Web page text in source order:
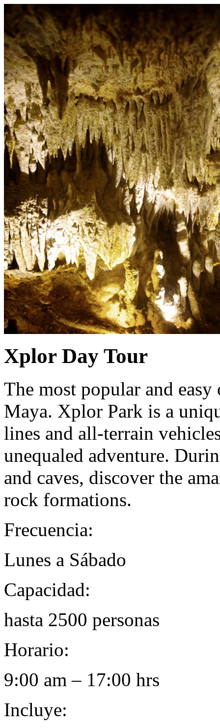
Xplor Day Tour
The most popular and
Maya. Xplor Park is a
lines and all-terrain
unequaled adventure.
and caves, discover the
rock formations.
Frecuencia:
Lunes a Sábado
Capacidad:
hasta 2500 personas
Horario:
9:00 am – 17:00 hrs
Incluye: